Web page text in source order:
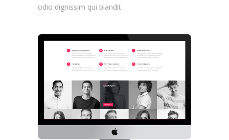
odio dignissim qui blandit